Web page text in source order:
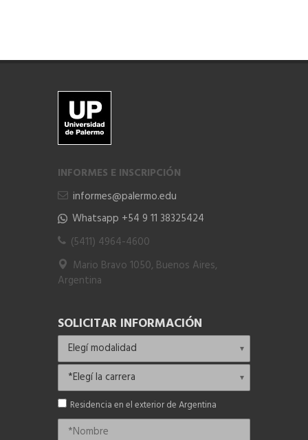
INFORMES E INSCRIPCIÓN
informes@palermo.edu
Whatsapp +54 9 11 38325424
(5411) 4964-4600
Mario Bravo 1050, Buenos Aires,
Argentina
SOLICITAR INFORMACIÓN
Residencia en el exterior de Argentina